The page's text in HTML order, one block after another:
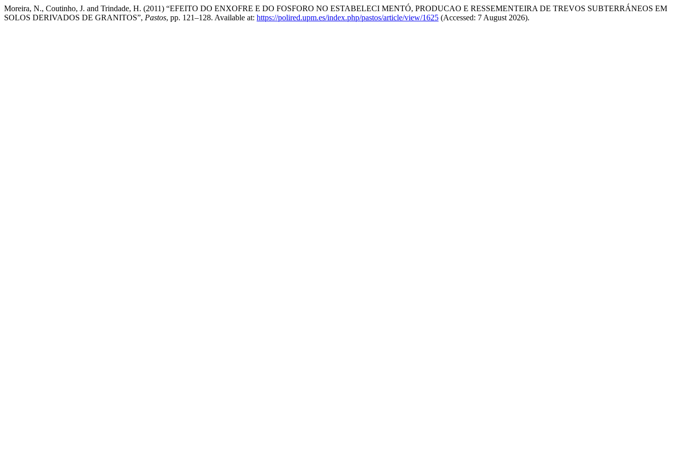
Moreira, N., Coutinho, J. and Trindade, H. (2011) “EFEITO DO ENXOFRE E DO FOSFORO NO ESTABELECI MENTÓ, PRODUCAO E RESSEMENTEIRA DE TREVOS SUBTERRÁNEOS EM
SOLOS DERIVADOS DE GRANITOS”, Pastos, pp. 121–128. Available at: https://polired.upm.es/index.php/pastos/article/view/1625 (Accessed: 7 August 2026).